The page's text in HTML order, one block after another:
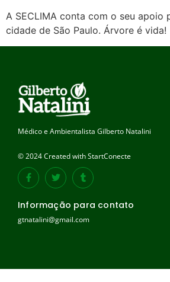
A SECLIMA conta com o seu apoio
cidade de São Paulo. Árvore é vida!
Médico e Ambientalista Gilberto Natalini
© 2024 Created with StartConecte
Informação para contato
gtnatalini@gmail.com